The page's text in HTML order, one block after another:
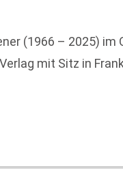
(1966 – 2025)
mit Sitz in